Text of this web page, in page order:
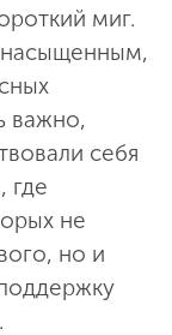
миг.
насыщенным,
важно,
себя
где
не
но и